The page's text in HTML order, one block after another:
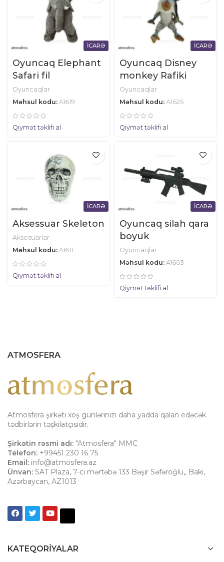
İCARƏ
Oyuncaq Elephant
Safari fil
Oyuncaqlar
Məhsul kodu: A1619
Qiymət təklifi al
İCARƏ
Oyuncaq Disney
monkey Rafiki
Oyuncaqlar
Məhsul kodu: А1625
Qiymət təklifi al
İCARƏ
Aksessuar Skeleton
Aksesuarlar
Məhsul kodu: A1611
Qiymət təklifi al
İCARƏ
Oyuncaq silah qara
boyuk
Oyuncaqlar
Məhsul kodu: A1603
Qiymət təklifi al
ATMOSFERA
Atmosfera şirkəti xoş günlərinizi daha yadda qalan edəcək
tədbirlərin təşkilatçısıdır.
Şirkətin rəsmi adı: "Atmosfera" MMC
Telefon: +99451 230 16 75
Email: info@atmosfera.az
Ünvan: SAT Plaza, 7-ci mərtəbə 133 Bəşir Səfəroğlu,, Bakı,
Azərbaycan, AZ1013
KATEQORIYALAR